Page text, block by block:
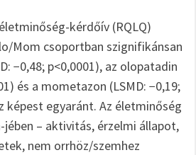
kérdőív (RQLQ)
Mom csoportban szignifikánsan
−0,48; p<0,0001), az olopatadin
és a mometazon (LSMD: −0,19;
képest egyaránt. Az életminőség
– aktivitás, érzelmi állapot,
nem orrhöz/szemhez